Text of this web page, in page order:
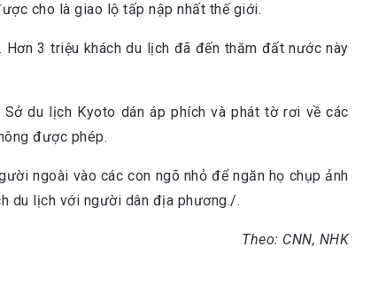
cho là giao lộ tấp nập nhất thế giới.
3 triệu khách du lịch đã đến thăm đất nước này
du lịch Kyoto dán áp phích và phát tờ rơi về các
được phép.
ngoài vào các con ngõ nhỏ để ngăn họ chụp ảnh
du lịch với người dân địa phương./.
Theo: CNN, NHK